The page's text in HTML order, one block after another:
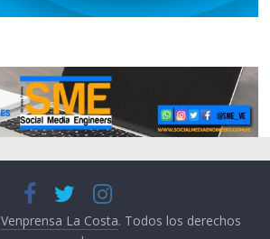
Venprensa La Costa. Todos los derechos